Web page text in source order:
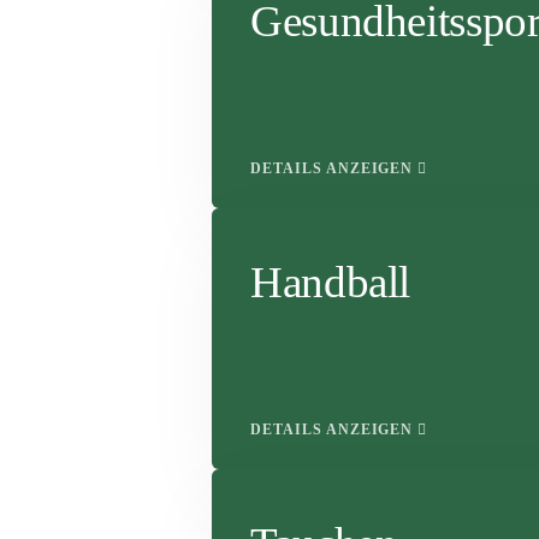
DETAILS ANZEIGEN
Handball
DETAILS ANZEIGEN